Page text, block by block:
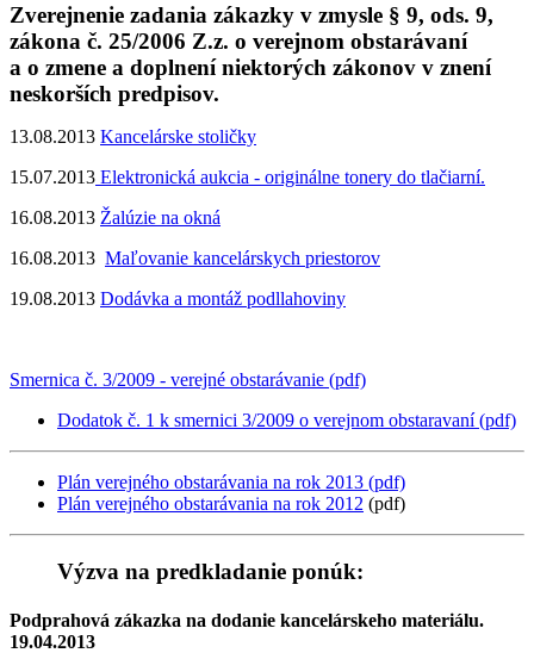
Zverejnenie zadania zákazky v zmysle § 9, ods. 9,
zákona č. 25/2006 Z.z. o verejnom obstarávaní
a o zmene a doplnení niektorých zákonov v znení
neskorších predpisov.
13.08.2013 Kancelárske stoličky
15.07.2013 Elektronická aukcia - originálne tonery do tlačiarní.
16.08.2013 Žalúzie na okná
16.08.2013 Maľovanie kancelárskych priestorov
19.08.2013 Dodávka a montáž podllahoviny
Smernica č. 3/2009 - verejné obstarávanie (pdf)
Dodatok č. 1 k smernici 3/2009 o verejnom obstaravaní (pdf)
Plán verejného obstarávania na rok 2013 (pdf)
Plán verejného obstarávania na rok 2012 (pdf)
Výzva na predkladanie ponúk:
Podprahová zákazka na dodanie kancelárskeho materiálu.
19.04.2013